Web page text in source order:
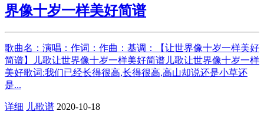
界像十岁一样美好简谱
歌曲名：演唱：作词：作曲：基调：【让世界像十岁一样美好
简谱】儿歌让世界像十岁一样美好简谱儿歌让世界像十岁一样
美好歌词:我们已经长得很高,长得很高,高山却说还是小草还
是...
详细 儿歌谱 2020-10-18